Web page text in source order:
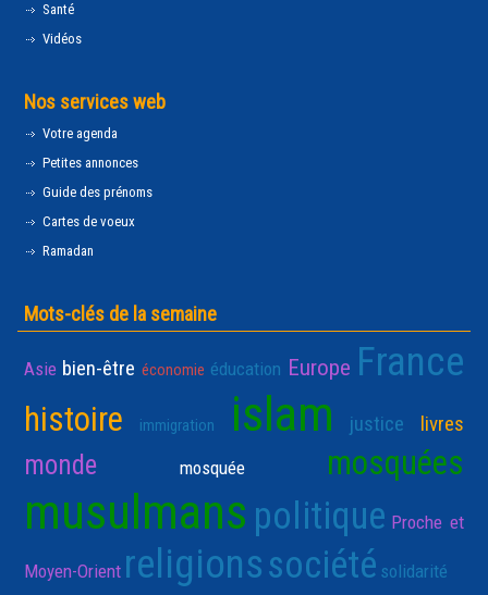
Santé
Vidéos
Nos services web
Votre agenda
Petites annonces
Guide des prénoms
Cartes de voeux
Ramadan
Mots-clés de la semaine
Asie bien-être économie éducation Europe France
histoire immigration islam justice livres
monde mosquée mosquées
musulmans politique Proche et
Moyen-Orient religionssociété solidarité